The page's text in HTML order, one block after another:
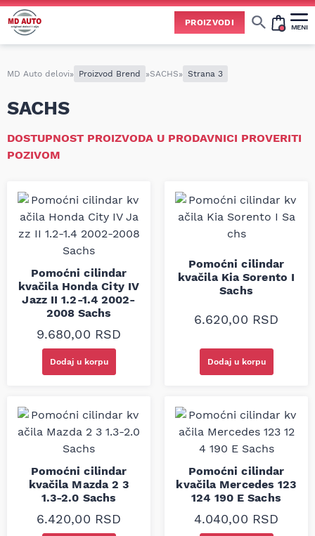
PROIZVODI MENI
MD Auto delovi» Proizvod Brend »SACHS» Strana 3
SACHS
DOSTUPNOST PROIZVODA U PRODAVNICI PROVERITI
POZIVOM
Pomoćni cilindar
kvačila Honda City IV
Jazz II 1.2-1.4 2002-
2008 Sachs
9.680,00 RSD
Dodaj u korpu
Pomoćni cilindar
kvačila Kia Sorento I
Sachs
6.620,00 RSD
Dodaj u korpu
Pomoćni cilindar
kvačila Mazda 2 3
1.3-2.0 Sachs
6.420,00 RSD
Pomoćni cilindar
kvačila Mercedes 123
124 190 E Sachs
4.040,00 RSD